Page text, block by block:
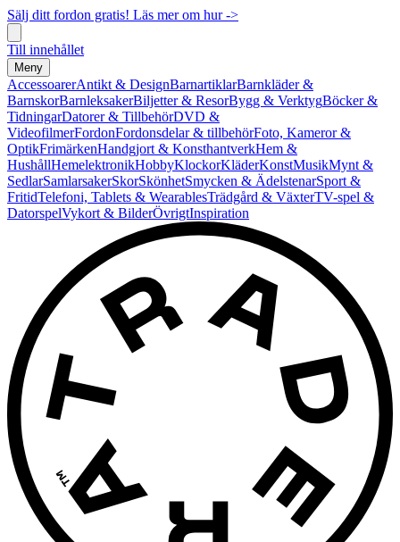
Sälj ditt fordon gratis! Läs mer om hur ->
Till innehållet
Meny
AccessoarerAntikt & DesignBarnartiklarBarnkläder &
BarnskorBarnleksakerBiljetter & ResorBygg & VerktygBöcker &
TidningarDatorer & TillbehörDVD &
VideofilmerFordonFordonsdelar & tillbehörFoto, Kameror &
OptikFrimärkenHandgjort & KonsthantverkHem &
HushållHemelektronikHobbyKlockorKläderKonstMusikMynt &
SedlarSamlarsakerSkorSkönhetSmycken & ÄdelstenarSport &
FritidTelefoni, Tablets & WearablesTrädgård & VäxterTV-spel &
DatorspelVykort & BilderÖvrigtInspiration